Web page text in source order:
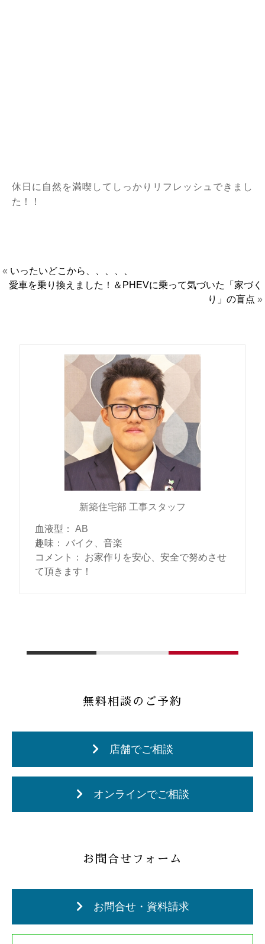
休日に自然を満喫してしっかりリフレッシュできまし
た！！
« いったいどこから、、、、、
愛車を乗り換えました！＆PHEVに乗って気づいた「家づく
り」の盲点 »
新築住宅部 工事スタッフ
血液型 ：
AB
趣味 ：
バイク、音楽
コメント
：
お家作りを安心、安全で努めさせ
て頂きます！
無料相談のご予約
店舗でご相談
オンラインでご相談
お問合せフォーム
お問合せ・資料請求